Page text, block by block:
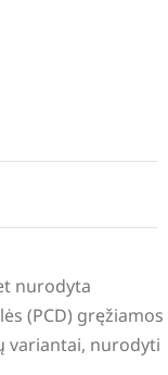
nurodyta
(PCD) gręžiamos
variantai, nurodyti